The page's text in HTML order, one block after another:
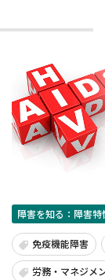
障害を知る：障害
免疫機能障害
労務・マネジメ